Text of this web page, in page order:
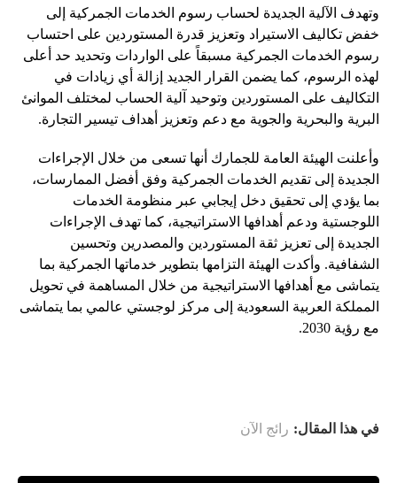
وتهدف الآلية الجديدة لحساب رسوم الخدمات الجمركية إلى
خفض تكاليف الاستيراد وتعزيز قدرة المستوردين على احتساب
رسوم الخدمات الجمركية مسبقاً على الواردات وتحديد حد أعلى
لهذه الرسوم، كما يضمن القرار الجديد إزالة أي زيادات في
التكاليف على المستوردين وتوحيد آلية الحساب لمختلف الموانئ
البرية والبحرية والجوية مع دعم وتعزيز أهداف تيسير التجارة.
وأعلنت الهيئة العامة للجمارك أنها تسعى من خلال الإجراءات
الجديدة إلى تقديم الخدمات الجمركية وفق أفضل الممارسات،
بما يؤدي إلى تحقيق دخل إيجابي عبر منظومة الخدمات
اللوجستية ودعم أهدافها الاستراتيجية، كما تهدف الإجراءات
الجديدة إلى تعزيز ثقة المستوردين والمصدرين وتحسين
الشفافية. وأكدت الهيئة التزامها بتطوير خدماتها الجمركية بما
يتماشى مع أهدافها الاستراتيجية من خلال المساهمة في تحويل
المملكة العربية السعودية إلى مركز لوجستي عالمي بما يتماشى
مع رؤية 2030.
في هذا المقال: رائج الآن